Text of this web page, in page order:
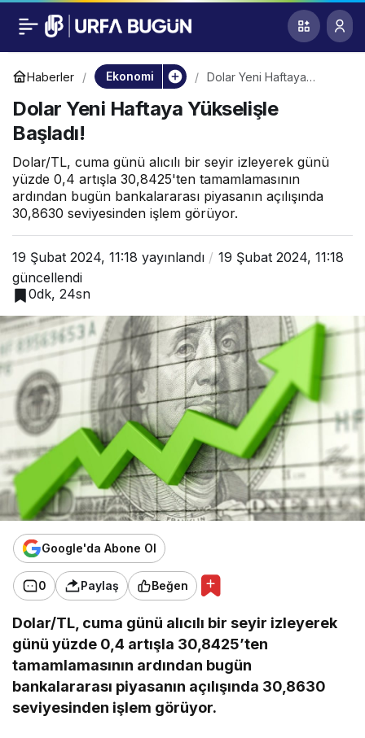
Haberler Ekonomi
Dolar Yeni Haftaya
Dolar Yeni Haftaya Yükselişle
Başladı!
Dolar/TL, cuma günü alıcılı bir seyir izleyerek günü
yüzde 0,4 artışla 30,8425'ten tamamlamasının
ardından bugün bankalararası piyasanın açılışında
30,8630 seviyesinden işlem görüyor.
19 Şubat 2024, 11:18 yayınlandı
19 Şubat 2024, 11:18
güncellendi
0dk, 24sn
Google'da Abone Ol
0 Paylaş Beğen
Dolar/TL, cuma günü alıcılı bir seyir izleyerek
günü yüzde 0,4 artışla 30,8425’ten
tamamlamasının ardından bugün
bankalararası piyasanın açılışında 30,8630
seviyesinden işlem görüyor.
Dolar Yeni Haftaya
Yükselişle Başladı!
0